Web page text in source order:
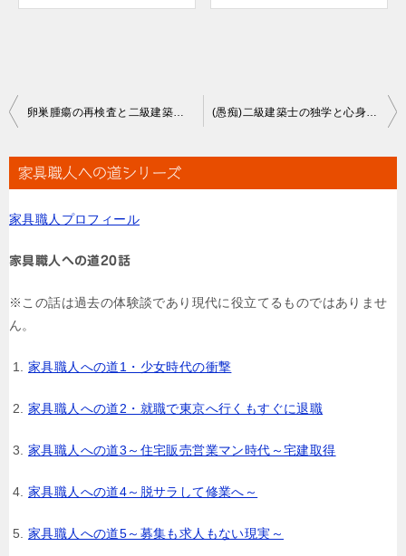
投
ナ
ゲ
ー
ョ
卵巣腫瘍の再検査と二級建築士独学の近況 (愚痴)二級建築士の独学と心身息切れしそうな仕事環境のはざまで。
家具職人への道シリーズ
家具職人プロフィール
家具職人への道20話
※この話は過去の体験談であり現代に役立てるものではありませ
ん。
家具職人への道1・少女時代の衝撃
家具職人への道2・就職で東京へ行くもすぐに退職
家具職人への道3～住宅販売営業マン時代～宅建取得
家具職人への道4～脱サラして修業へ～
家具職人への道5～募集も求人もない現実～